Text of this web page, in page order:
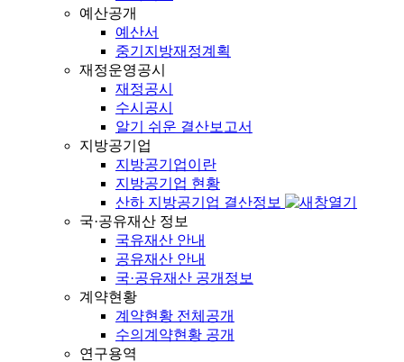
예산공개
예산서
중기지방재정계획
재정운영공시
재정공시
수시공시
알기 쉬운 결산보고서
지방공기업
지방공기업이란
지방공기업 현황
산하 지방공기업 결산정보
국·공유재산 정보
국유재산 안내
공유재산 안내
국·공유재산 공개정보
계약현황
계약현황 전체공개
수의계약현황 공개
연구용역